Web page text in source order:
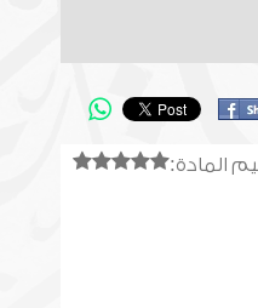
المادة: